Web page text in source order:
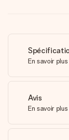
En savoir
Avis
En savoir plus